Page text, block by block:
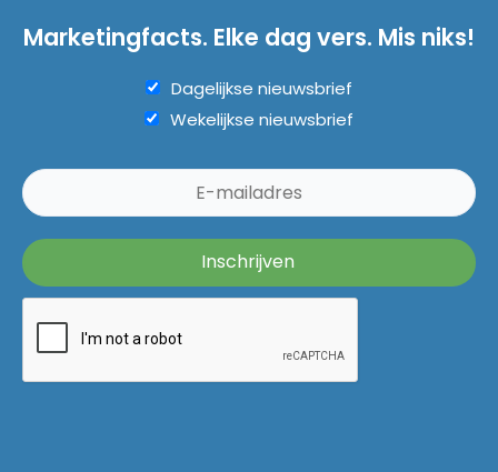
Marketingfacts. Elke dag vers. Mis niks!
Dagelijkse nieuwsbrief
Wekelijkse nieuwsbrief